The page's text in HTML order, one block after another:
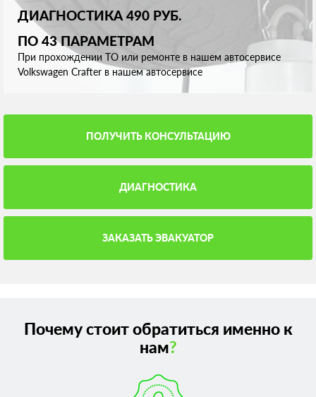
ДИАГНОСТИКА 490 РУБ.
ПО 43 ПАРАМЕТРАМ
При прохождении ТО или ремонте в нашем автосервисе
Volkswagen Crafter в нашем автосервисе
ПОЛУЧИТЬ КОНСУЛЬТАЦИЮ
ДИАГНОСТИКА
ЗАКАЗАТЬ ЭВАКУАТОР
Почему стоит обратиться именно к
нам?